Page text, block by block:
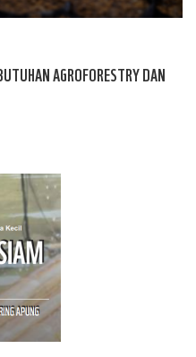
AGROFORESTRY DAN